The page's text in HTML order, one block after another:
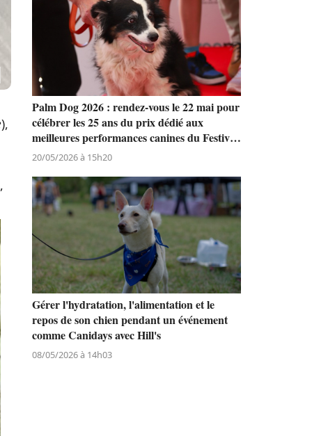
),
Palm Dog 2026 : rendez-vous le 22 mai pour
célébrer les 25 ans du prix dédié aux
meilleures performances canines du Festival
de Cannes
20/05/2026 à 15h20
Gérer l'hydratation, l'alimentation et le
repos de son chien pendant un événement
comme Canidays avec Hill's
08/05/2026 à 14h03